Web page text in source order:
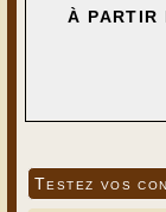
À PARTIR
LE PRIX
LE PRIX
Testez vos